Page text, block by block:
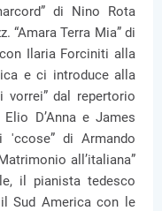
di Nino Rota
“Amara Terra Mia” di
Ilaria Forciniti alla
e ci introduce alla
vorrei” dal repertorio
D’Anna e James
di Armando
all’italiana”
il pianista tedesco
Sud America con le